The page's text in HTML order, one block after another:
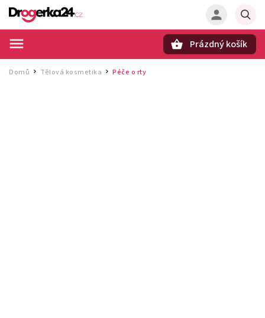
Prázdný košík
Domů / Tělová kosmetika / Péče o rty